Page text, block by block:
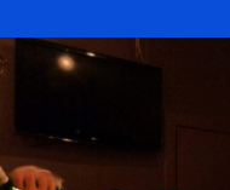
News & Termine